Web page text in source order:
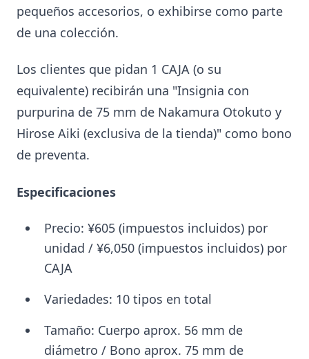
pequeños accesorios, o exhibirse como parte
de una colección.
Los clientes que pidan 1 CAJA (o su
equivalente) recibirán una "Insignia con
purpurina de 75 mm de Nakamura Otokuto y
Hirose Aiki (exclusiva de la tienda)" como bono
de preventa.
Especificaciones
Precio: ¥605 (impuestos incluidos) por
unidad / ¥6,050 (impuestos incluidos) por
CAJA
Variedades: 10 tipos en total
Tamaño: Cuerpo aprox. 56 mm de
diámetro / Bono aprox. 75 mm de